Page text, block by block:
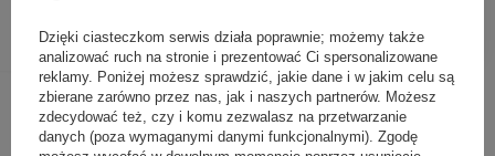
Inni klienci sprawdzali również
Dzięki ciasteczkom serwis działa poprawnie; możemy także
analizować ruch na stronie i prezentować Ci spersonalizowane
reklamy. Poniżej możesz sprawdzić, jakie dane i w jakim celu są
zbierane zarówno przez nas, jak i naszych partnerów. Możesz
zdecydować też, czy i komu zezwalasz na przetwarzanie
danych (poza wymaganymi danymi funkcjonalnymi). Zgodę